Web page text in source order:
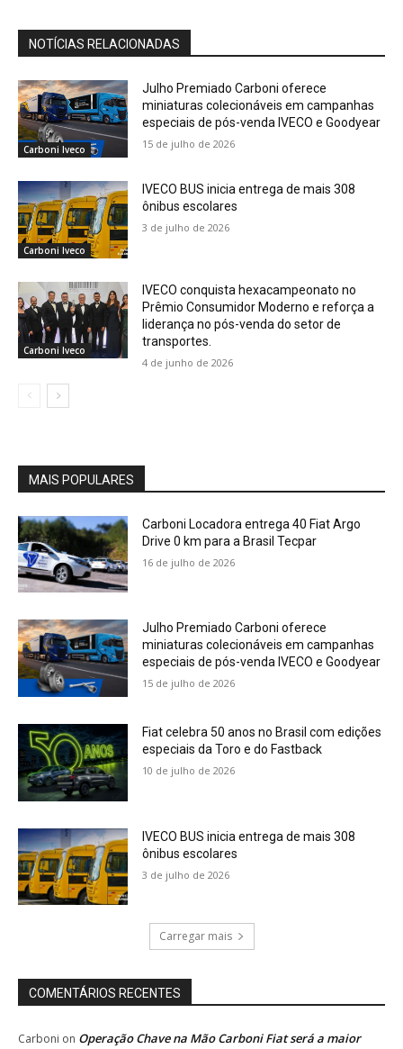
NOTÍCIAS RELACIONADAS
Carboni Iveco
Julho Premiado Carboni oferece
miniaturas colecionáveis em campanhas
especiais de pós-venda IVECO e Goodyear
15 de julho de 2026
Carboni Iveco
IVECO BUS inicia entrega de mais 308
ônibus escolares
3 de julho de 2026
Carboni Iveco
IVECO conquista hexacampeonato no
Prêmio Consumidor Moderno e reforça a
liderança no pós-venda do setor de
transportes.
4 de junho de 2026
MAIS POPULARES
Carboni Locadora entrega 40 Fiat Argo
Drive 0 km para a Brasil Tecpar
16 de julho de 2026
Julho Premiado Carboni oferece
miniaturas colecionáveis em campanhas
especiais de pós-venda IVECO e Goodyear
15 de julho de 2026
Fiat celebra 50 anos no Brasil com edições
especiais da Toro e do Fastback
10 de julho de 2026
IVECO BUS inicia entrega de mais 308
ônibus escolares
3 de julho de 2026
Carregar mais
COMENTÁRIOS RECENTES
Carboni on Operação Chave na Mão Carboni Fiat será a maior